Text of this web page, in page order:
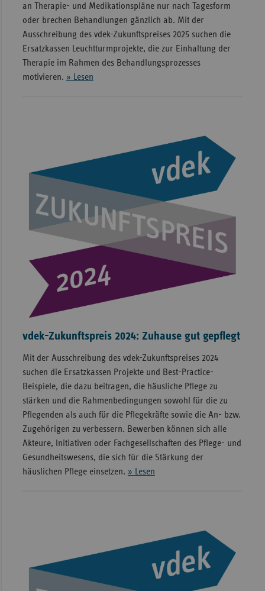
an Therapie- und Medikationspläne nur nach Tagesform
oder brechen Behandlungen gänzlich ab. Mit der
Ausschreibung des vdek-Zukunftspreises 2025 suchen die
Ersatzkassen Leuchtturmprojekte, die zur Einhaltung der
Therapie im Rahmen des Behandlungsprozesses
motivieren. » Lesen
vdek-Zukunftspreis 2024: Zuhause gut gepflegt
Mit der Ausschreibung des vdek-Zukunftspreises 2024
suchen die Ersatzkassen Projekte und Best-Practice-
Beispiele, die dazu beitragen, die häusliche Pflege zu
stärken und die Rahmenbedingungen sowohl für die zu
Pflegenden als auch für die Pflegekräfte sowie die An- bzw.
Zugehörigen zu verbessern. Bewerben können sich alle
Akteure, Initiativen oder Fachgesellschaften des Pflege- und
Gesundheitswesens, die sich für die Stärkung der
häuslichen Pflege einsetzen. » Lesen